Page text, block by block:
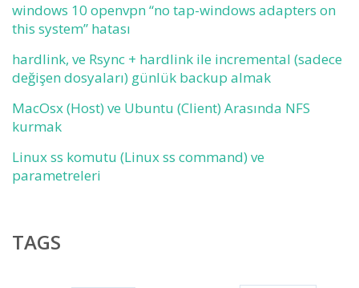
windows 10 openvpn “no tap-windows adapters on
this system” hatası
hardlink, ve Rsync + hardlink ile incremental (sadece
değişen dosyaları) günlük backup almak
MacOsx (Host) ve Ubuntu (Client) Arasında NFS
kurmak
Linux ss komutu (Linux ss command) ve
parametreleri
TAGS